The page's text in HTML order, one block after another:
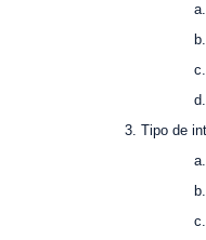
Acceso al
Reducción
Acceso a
Acceso a
Tipo de
Intervención
Innovación de
Fijación de